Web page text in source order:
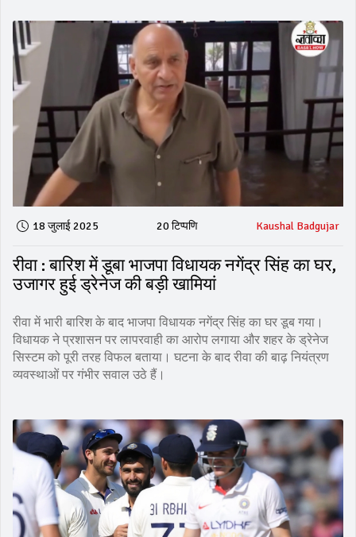
18 जुलाई 2025 20 टिप्पणि Kaushal Badgujar
रीवा : बारिश में डूबा भाजपा विधायक नगेंद्र सिंह का घर,
उजागर हुई ड्रेनेज की बड़ी खामियां
रीवा में भारी बारिश के बाद भाजपा विधायक नगेंद्र सिंह का घर डूब गया।
विधायक ने प्रशासन पर लापरवाही का आरोप लगाया और शहर के ड्रेनेज
सिस्टम को पूरी तरह विफल बताया। घटना के बाद रीवा की बाढ़ नियंत्रण
व्यवस्थाओं पर गंभीर सवाल उठे हैं।